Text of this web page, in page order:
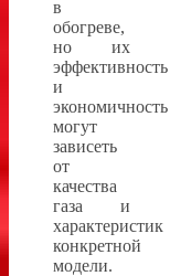
в
обогреве,
но их
эффективность
и
экономичность
могут
зависеть
от
качества
газа и
характеристик
конкретной
модели.